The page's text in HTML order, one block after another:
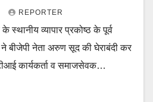
REPORTER
स्थानीय व्यापार प्रकोष्ठ के पूर्व
ने बीजेपी नेता अरुण सूद की घेराबंदी कर
कार्यकर्ता व समाजसेवक…